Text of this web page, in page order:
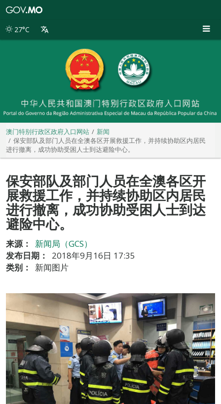
别
27°C
澳门特别行政区政府入口网站
新闻
保安部队及部门人员在全澳各区开展救援工作，并持续协助区内居民
进行撤离，成功协助受困人士到达避险中心。
保安部队及部门人员在全澳各区开
展救援工作，并持续协助区内居民
进行撤离，成功协助受困人士到达
避险中心。
来源：
新闻局（GCS）
发布日期：
2018年9月16日 17:35
类别：
新闻图片